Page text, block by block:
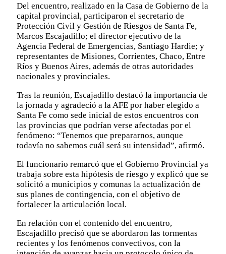
Del encuentro, realizado en la Casa de Gobierno de la
capital provincial, participaron el secretario de
Protección Civil y Gestión de Riesgos de Santa Fe,
Marcos Escajadillo; el director ejecutivo de la
Agencia Federal de Emergencias, Santiago Hardie; y
representantes de Misiones, Corrientes, Chaco, Entre
Ríos y Buenos Aires, además de otras autoridades
nacionales y provinciales.
Tras la reunión, Escajadillo destacó la importancia de
la jornada y agradeció a la AFE por haber elegido a
Santa Fe como sede inicial de estos encuentros con
las provincias que podrían verse afectadas por el
fenómeno: “Tenemos que prepararnos, aunque
todavía no sabemos cuál será su intensidad”, afirmó.
El funcionario remarcó que el Gobierno Provincial ya
trabaja sobre esta hipótesis de riesgo y explicó que se
solicitó a municipios y comunas la actualización de
sus planes de contingencia, con el objetivo de
fortalecer la articulación local.
En relación con el contenido del encuentro,
Escajadillo precisó que se abordaron las tormentas
recientes y los fenómenos convectivos, con la